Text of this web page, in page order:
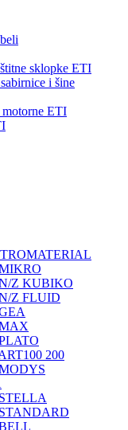
sklopke ETI
i šine
motorne ETI
Z KUBIKO
Z FLUID
200